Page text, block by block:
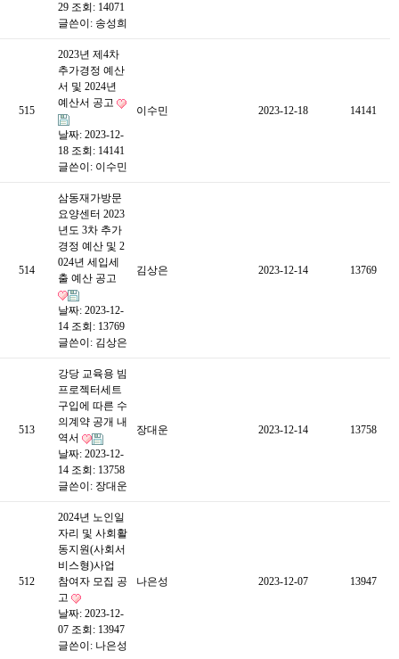
29 조회: 14071
글쓴이: 송성희
515
2023년 제4차
추가경정 예산
서 및 2024년
예산서 공고
날짜: 2023-12-
18 조회: 14141
글쓴이: 이수민
이수민 2023-12-18 14141
514
삼동재가방문
요양센터 2023
년도 3차 추가
경정 예산 및 2
024년 세입세
출 예산 공고
날짜: 2023-12-
14 조회: 13769
글쓴이: 김상은
김상은 2023-12-14 13769
513
강당 교육용 빔
프로젝터세트
구입에 따른 수
의계약 공개 내
역서
날짜: 2023-12-
14 조회: 13758
글쓴이: 장대운
장대운 2023-12-14 13758
512
2024년 노인일
자리 및 사회활
동지원(사회서
비스형)사업
참여자 모집 공
고
날짜: 2023-12-
07 조회: 13947
글쓴이: 나은성
나은성 2023-12-07 13947